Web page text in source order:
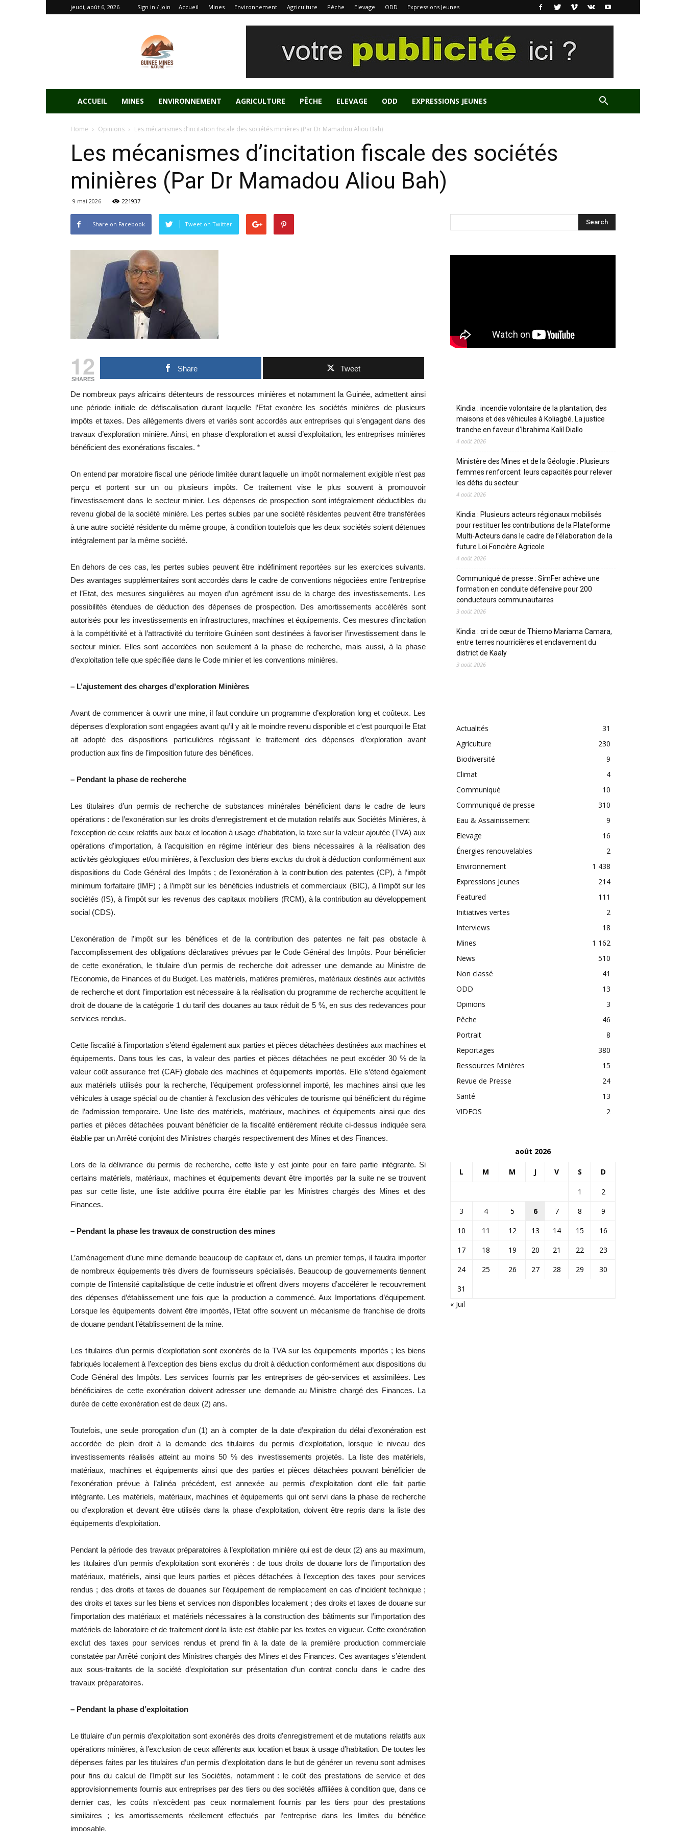
jeudi, août 6, 2026 Sign in / Join Accueil Mines Environnement Agriculture Pêche Elevage ODD Expressions Jeunes
ACCUEIL MINES ENVIRONNEMENT AGRICULTURE PÊCHE ELEVAGE ODD EXPRESSIONS JEUNES
Home Opinions Les mécanismes d’incitation fiscale des sociétés minières (Par Dr Mamadou Aliou Bah)
Les mécanismes d’incitation fiscale des sociétés
minières (Par Dr Mamadou Aliou Bah)
9 mai 2026 221937
Share on Facebook Tweet on Twitter
12
SHARES
Share Tweet
De nombreux pays africains détenteurs de ressources minières et notamment la Guinée, admettent ainsi
une période initiale de défiscalisation durant laquelle l’Etat exonère les sociétés minières de plusieurs
impôts et taxes. Des allègements divers et variés sont accordés aux entreprises qui s’engagent dans des
travaux d’exploration minière. Ainsi, en phase d’exploration et aussi d’exploitation, les entreprises minières
bénéficient des exonérations fiscales. *
On entend par moratoire fiscal une période limitée durant laquelle un impôt normalement exigible n’est pas
perçu et portent sur un ou plusieurs impôts. Ce traitement vise le plus souvent à promouvoir
l’investissement dans le secteur minier. Les dépenses de prospection sont intégralement déductibles du
revenu global de la société minière. Les pertes subies par une société résidentes peuvent être transférées
à une autre société résidente du même groupe, à condition toutefois que les deux sociétés soient détenues
intégralement par la même société.
En dehors de ces cas, les pertes subies peuvent être indéfiniment reportées sur les exercices suivants.
Des avantages supplémentaires sont accordés dans le cadre de conventions négociées entre l’entreprise
et l’Etat, des mesures singulières au moyen d’un agrément issu de la charge des investissements. Les
possibilités étendues de déduction des dépenses de prospection. Des amortissements accélérés sont
autorisés pour les investissements en infrastructures, machines et équipements. Ces mesures d’incitation
à la compétitivité et à l’attractivité du territoire Guinéen sont destinées à favoriser l’investissement dans le
secteur minier. Elles sont accordées non seulement à la phase de recherche, mais aussi, à la phase
d’exploitation telle que spécifiée dans le Code minier et les conventions minières.
– L’ajustement des charges d’exploration Minières
Avant de commencer à ouvrir une mine, il faut conduire un programme d’exploration long et coûteux. Les
dépenses d’exploration sont engagées avant qu’il y ait le moindre revenu disponible et c’est pourquoi le Etat
ait adopté des dispositions particulières régissant le traitement des dépenses d’exploration avant
production aux fins de l’imposition future des bénéfices.
– Pendant la phase de recherche
Les titulaires d’un permis de recherche de substances minérales bénéficient dans le cadre de leurs
opérations : de l’exonération sur les droits d’enregistrement et de mutation relatifs aux Sociétés Minières, à
l’exception de ceux relatifs aux baux et location à usage d’habitation, la taxe sur la valeur ajoutée (TVA) aux
opérations d’importation, à l’acquisition en régime intérieur des biens nécessaires à la réalisation des
activités géologiques et/ou minières, à l’exclusion des biens exclus du droit à déduction conformément aux
dispositions du Code Général des Impôts ; de l’exonération à la contribution des patentes (CP), à l’impôt
minimum forfaitaire (IMF) ; à l’impôt sur les bénéficies industriels et commerciaux (BIC), à l’impôt sur les
sociétés (IS), à l’impôt sur les revenus des capitaux mobiliers (RCM), à la contribution au développement
social (CDS).
L’exonération de l’impôt sur les bénéfices et de la contribution des patentes ne fait pas obstacle à
l’accomplissement des obligations déclaratives prévues par le Code Général des Impôts. Pour bénéficier
de cette exonération, le titulaire d’un permis de recherche doit adresser une demande au Ministre de
l’Economie, de Finances et du Budget. Les matériels, matières premières, matériaux destinés aux activités
de recherche et dont l’importation est nécessaire à la réalisation du programme de recherche acquittent le
droit de douane de la catégorie 1 du tarif des douanes au taux réduit de 5 %, en sus des redevances pour
services rendus.
Cette fiscalité à l’importation s’étend également aux parties et pièces détachées destinées aux machines et
équipements. Dans tous les cas, la valeur des parties et pièces détachées ne peut excéder 30 % de la
valeur coût assurance fret (CAF) globale des machines et équipements importés. Elle s’étend également
aux matériels utilisés pour la recherche, l’équipement professionnel importé, les machines ainsi que les
véhicules à usage spécial ou de chantier à l’exclusion des véhicules de tourisme qui bénéficient du régime
de l’admission temporaire. Une liste des matériels, matériaux, machines et équipements ainsi que des
parties et pièces détachées pouvant bénéficier de la fiscalité entièrement réduite ci-dessus indiquée sera
établie par un Arrêté conjoint des Ministres chargés respectivement des Mines et des Finances.
Lors de la délivrance du permis de recherche, cette liste y est jointe pour en faire partie intégrante. Si
certains matériels, matériaux, machines et équipements devant être importés par la suite ne se trouvent
pas sur cette liste, une liste additive pourra être établie par les Ministres chargés des Mines et des
Finances.
– Pendant la phase les travaux de construction des mines
L’aménagement d’une mine demande beaucoup de capitaux et, dans un premier temps, il faudra importer
de nombreux équipements très divers de fournisseurs spécialisés. Beaucoup de gouvernements tiennent
compte de l’intensité capitalistique de cette industrie et offrent divers moyens d’accélérer le recouvrement
des dépenses d’établissement une fois que la production a commencé. Aux Importations d’équipement.
Lorsque les équipements doivent être importés, l’Etat offre souvent un mécanisme de franchise de droits
de douane pendant l’établissement de la mine.
Les titulaires d’un permis d’exploitation sont exonérés de la TVA sur les équipements importés ; les biens
fabriqués localement à l’exception des biens exclus du droit à déduction conformément aux dispositions du
Code Général des Impôts. Les services fournis par les entreprises de géo-services et assimilées. Les
bénéficiaires de cette exonération doivent adresser une demande au Ministre chargé des Finances. La
durée de cette exonération est de deux (2) ans.
Toutefois, une seule prorogation d’un (1) an à compter de la date d’expiration du délai d’exonération est
accordée de plein droit à la demande des titulaires du permis d’exploitation, lorsque le niveau des
investissements réalisés atteint au moins 50 % des investissements projetés. La liste des matériels,
matériaux, machines et équipements ainsi que des parties et pièces détachées pouvant bénéficier de
l’exonération prévue à l’alinéa précédent, est annexée au permis d’exploitation dont elle fait partie
intégrante. Les matériels, matériaux, machines et équipements qui ont servi dans la phase de recherche
ou d’exploration et devant être utilisés dans la phase d’exploitation, doivent être repris dans la liste des
équipements d’exploitation.
Pendant la période des travaux préparatoires à l’exploitation minière qui est de deux (2) ans au maximum,
les titulaires d’un permis d’exploitation sont exonérés : de tous droits de douane lors de l’importation des
matériaux, matériels, ainsi que leurs parties et pièces détachées à l’exception des taxes pour services
rendus ; des droits et taxes de douanes sur l’équipement de remplacement en cas d’incident technique ;
des droits et taxes sur les biens et services non disponibles localement ; des droits et taxes de douane sur
l’importation des matériaux et matériels nécessaires à la construction des bâtiments sur l’importation des
matériels de laboratoire et de traitement dont la liste est établie par les textes en vigueur. Cette exonération
exclut des taxes pour services rendus et prend fin à la date de la première production commerciale
constatée par Arrêté conjoint des Ministres chargés des Mines et des Finances. Ces avantages s’étendent
aux sous-traitants de la société d’exploitation sur présentation d’un contrat conclu dans le cadre des
travaux préparatoires.
– Pendant la phase d’exploitation
Le titulaire d’un permis d’exploitation sont exonérés des droits d’enregistrement et de mutations relatifs aux
opérations minières, à l’exclusion de ceux afférents aux location et baux à usage d’habitation. De toutes les
dépenses faites par les titulaires d’un permis d’exploitation dans le but de générer un revenu sont admises
pour fins du calcul de l’Impôt sur les Sociétés, notamment : le coût des prestations de service et des
approvisionnements fournis aux entreprises par des tiers ou des sociétés affiliées à condition que, dans ce
dernier cas, les coûts n’excèdent pas ceux normalement fournis par les tiers pour des prestations
similaires ; les amortissements réellement effectués par l’entreprise dans les limites du bénéfice
imposable.
Kindia : incendie volontaire de la plantation, des
maisons et des véhicules à Koliagbé. La justice
tranche en faveur d’Ibrahima Kalil Diallo
4 août 2026
Ministère des Mines et de la Géologie : Plusieurs
femmes renforcent leurs capacités pour relever
les défis du secteur
4 août 2026
Kindia : Plusieurs acteurs régionaux mobilisés
pour restituer les contributions de la Plateforme
Multi-Acteurs dans le cadre de l’élaboration de la
future Loi Foncière Agricole
4 août 2026
Communiqué de presse : SimFer achève une
formation en conduite défensive pour 200
conducteurs communautaires
3 août 2026
Kindia : cri de cœur de Thierno Mariama Camara,
entre terres nourricières et enclavement du
district de Kaaly
3 août 2026
Actualités
31
Agriculture
230
Biodiversité
9
Climat
4
Communiqué
10
Communiqué de presse
310
Eau & Assainissement
9
Elevage
16
Énergies renouvelables
2
Environnement
1 438
Expressions Jeunes
214
Featured
111
Initiatives vertes
2
Interviews
18
Mines
1 162
News
510
Non classé
41
ODD
13
Opinions
3
Pêche
46
Portrait
8
Reportages
380
Ressources Minières
15
Revue de Presse
24
Santé
13
VIDEOS
2
août 2026
L M M J V S D
1
2
3
4 5 6 7 8
9
10
11 12 13 14 15
16
17
18 19 20 21 22
23
24
25 26 27 28 29
30
31
« Juil